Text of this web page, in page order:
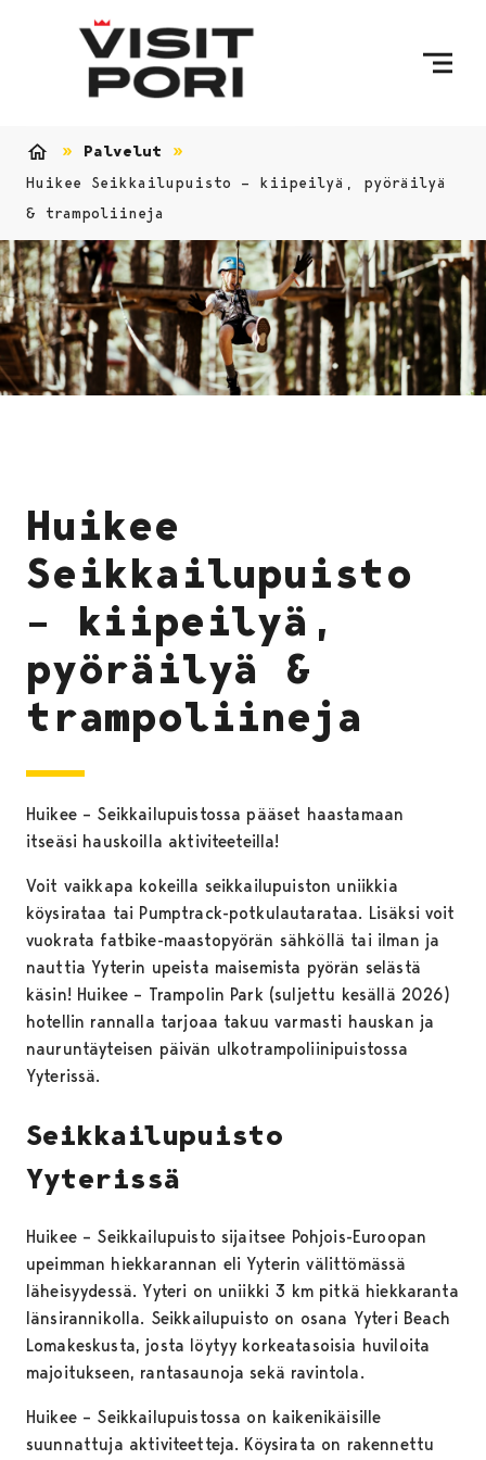
Palvelut
Huikee Seikkailupuisto – kiipeilyä, pyöräilyä
& trampoliineja
Huikee
Seikkailupuisto
– kiipeilyä,
pyöräilyä &
trampoliineja
Huikee – Seikkailupuistossa pääset haastamaan
itseäsi hauskoilla aktiviteeteilla!
Voit vaikkapa kokeilla seikkailupuiston uniikkia
köysirataa tai Pumptrack-potkulautarataa. Lisäksi voit
vuokrata fatbike-maastopyörän sähköllä tai ilman ja
nauttia Yyterin upeista maisemista pyörän selästä
käsin! Huikee – Trampolin Park (suljettu kesällä 2026)
hotellin rannalla tarjoaa takuu varmasti hauskan ja
nauruntäyteisen päivän ulkotrampoliinipuistossa
Yyterissä.
Seikkailupuisto
Yyterissä
Huikee – Seikkailupuisto sijaitsee Pohjois-Euroopan
upeimman hiekkarannan eli Yyterin välittömässä
läheisyydessä. Yyteri on uniikki 3 km pitkä hiekkaranta
länsirannikolla. Seikkailupuisto on osana Yyteri Beach
Lomakeskusta, josta löytyy korkeatasoisia huviloita
majoitukseen, rantasaunoja sekä ravintola.
Huikee – Seikkailupuistossa on kaikenikäisille
suunnattuja aktiviteetteja. Köysirata on rakennettu